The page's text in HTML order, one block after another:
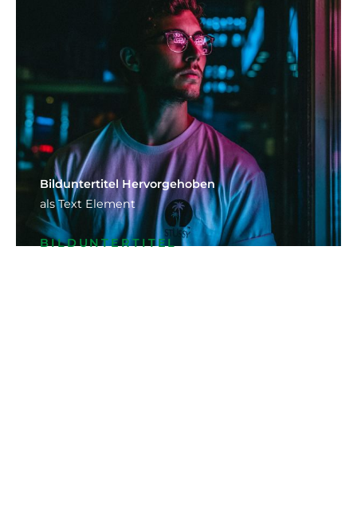
Bild­unter­titel Hervorgehoben
als Text Element
BILDUNTERTITEL